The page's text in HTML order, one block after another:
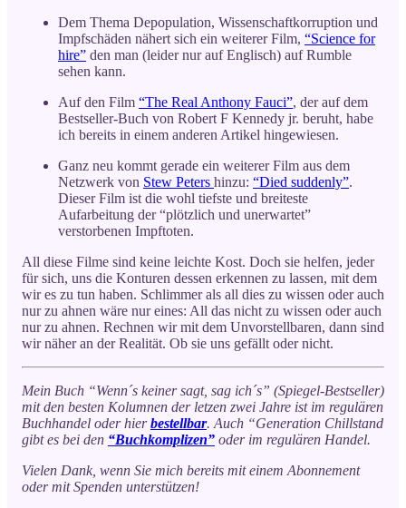
Dem Thema Depopulation, Wissenschaftkorruption und
Impfschäden nähert sich ein weiterer Film, “Science for
hire” den man (leider nur auf Englisch) auf Rumble
sehen kann.
Auf den Film “The Real Anthony Fauci”, der auf dem
Bestseller-Buch von Robert F Kennedy jr. beruht, habe
ich bereits in einem anderen Artikel hingewiesen.
Ganz neu kommt gerade ein weiterer Film aus dem
Netzwerk von Stew Peters hinzu: “Died suddenly”.
Dieser Film ist die wohl tiefste und breiteste
Aufarbeitung der “plötzlich und unerwartet”
verstorbenen Impftoten.
All diese Filme sind keine leichte Kost. Doch sie helfen, jeder
für sich, uns die Konturen dessen erkennen zu lassen, mit dem
wir es zu tun haben. Schlimmer als all dies zu wissen oder auch
nur zu ahnen wäre nur eines: All das nicht zu wissen oder auch
nur zu ahnen. Rechnen wir mit dem Unvorstellbaren, dann sind
wir näher an der Realität. Ob sie uns gefällt oder nicht.
Mein Buch “Wenn´s keiner sagt, sag ich´s” (Spiegel-Bestseller)
mit den besten Kolumnen der letzen zwei Jahre ist im regulären
Buchhandel oder hierbestellbar. Auch “Generation Chillstand
gibt es bei den “Buchkomplizen” oder im regulären Handel.
Vielen Dank, wenn Sie mich bereits mit einem Abonnement
oder mit Spenden unterstützen!